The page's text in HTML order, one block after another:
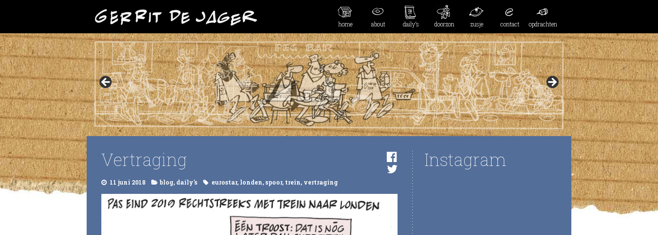
home about daily’s doorzon zusje contact opdrachten
Vertraging
11 juni 2018 blog, daily's eurostar, londen,spoor, trein, vertraging
Instagram